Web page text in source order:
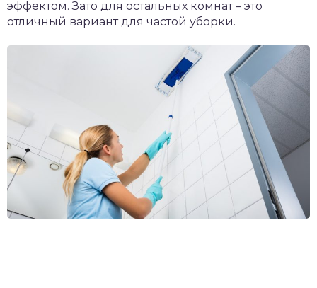
эффектом. Зато для остальных комнат – это
отличный вариант для частой уборки.